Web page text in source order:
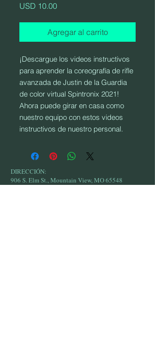
USD 10.00Precio
Agregar al carrito
¡Descargue los videos instructivos
para aprender la coreografía de rifle
avanzada de Justin de la Guardia
de color virtual Spintronix 2021!
Ahora puede girar en casa como
nuestro equipo con estos videos
instructivos de nuestro personal.
DIRECCIÓN:
906 S. Elm St., Mountain View, MO 65548